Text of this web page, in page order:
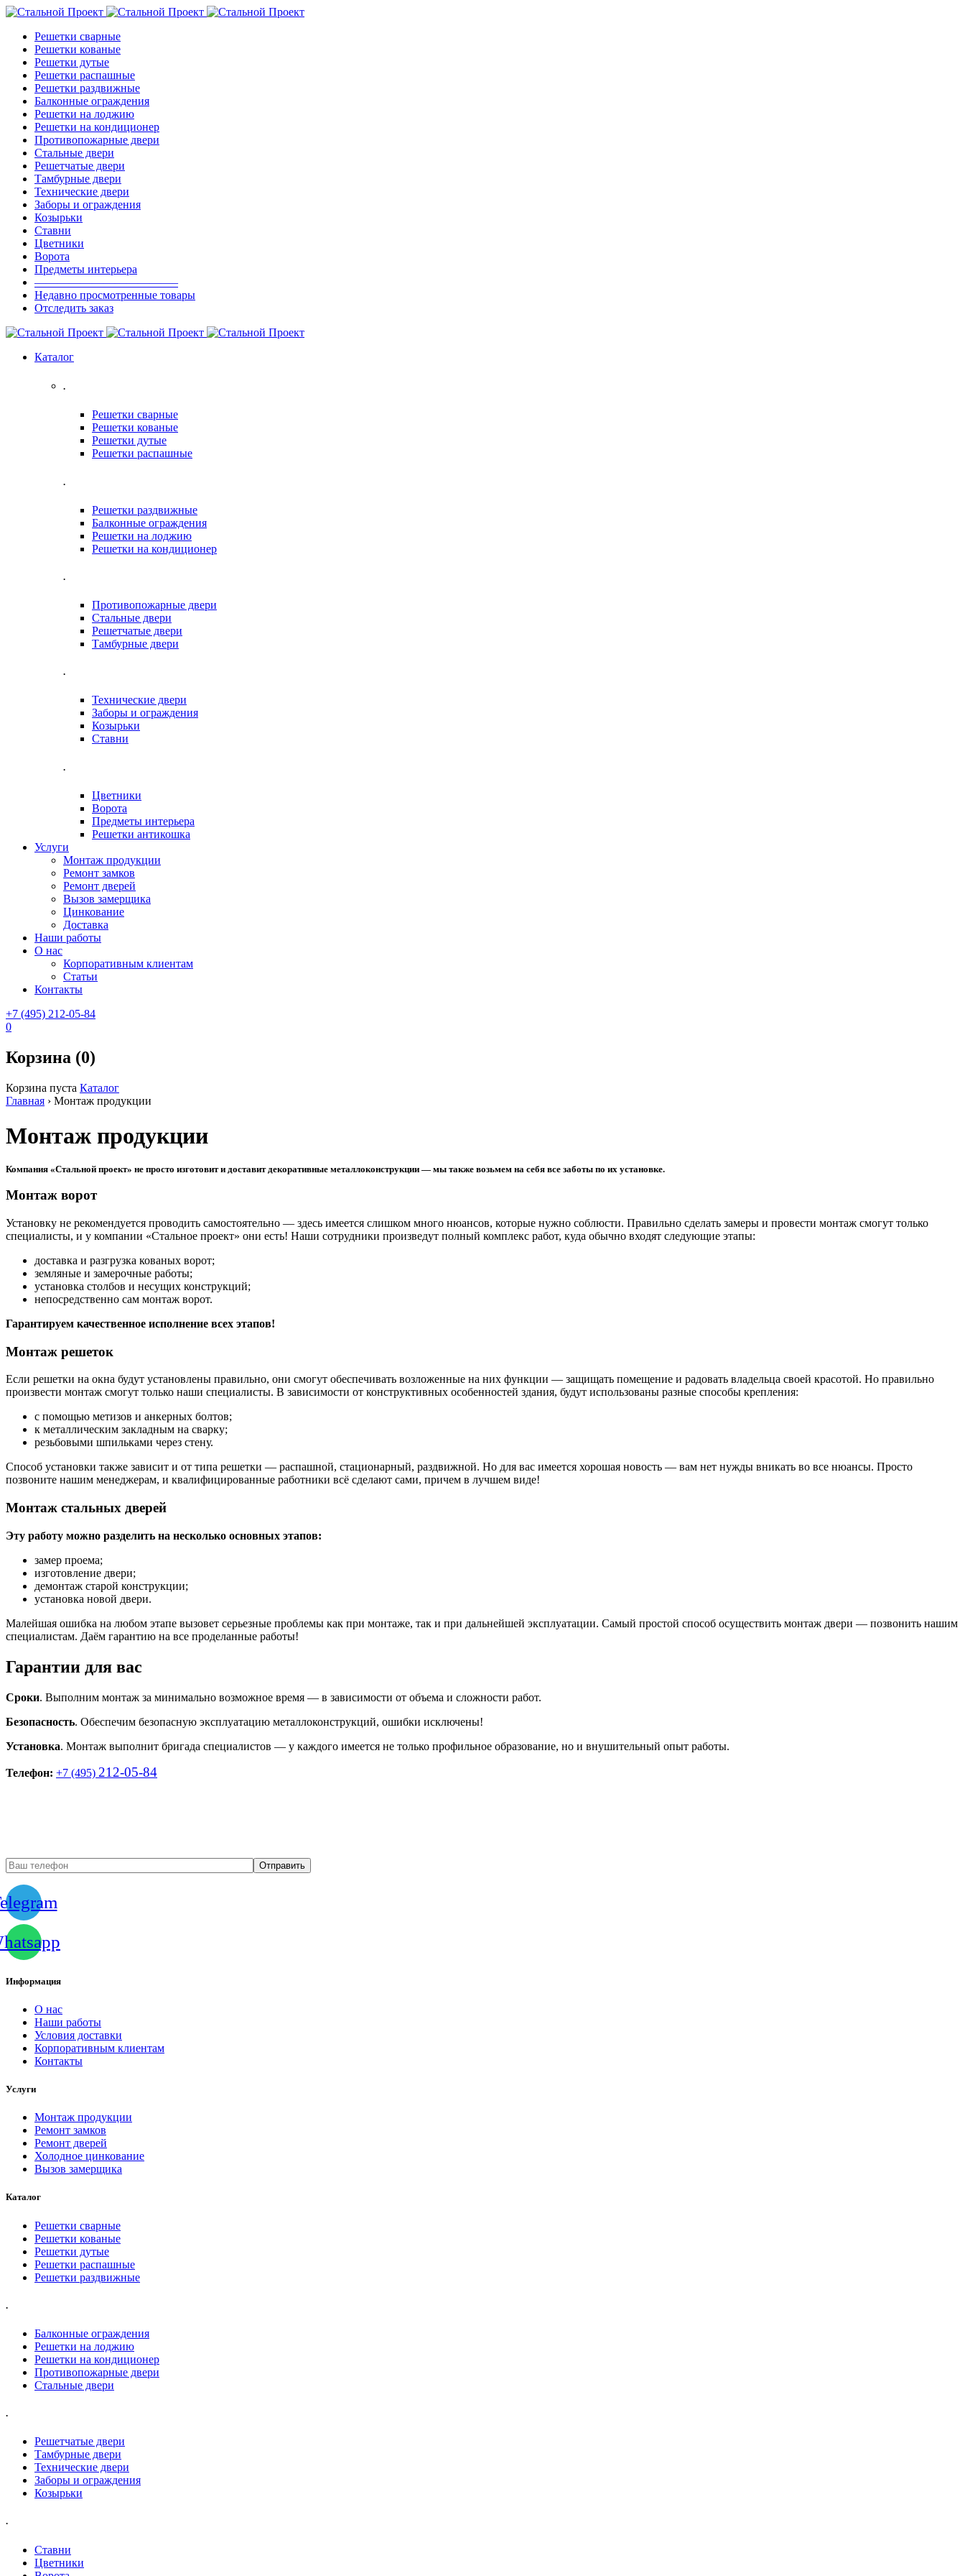
Решетки сварные
Решетки кованые
Решетки дутые
Решетки распашные
Решетки раздвижные
Балконные ограждения
Решетки на лоджию
Решетки на кондиционер
Противопожарные двери
Стальные двери
Решетчатые двери
Тамбурные двери
Технические двери
Заборы и ограждения
Козырьки
Ставни
Цветники
Ворота
Предметы интерьера
————————————–
Недавно просмотренные товары
Отследить заказ
Каталог
.
Решетки сварные
Решетки кованые
Решетки дутые
Решетки распашные
.
Решетки раздвижные
Балконные ограждения
Решетки на лоджию
Решетки на кондиционер
.
Противопожарные двери
Стальные двери
Решетчатые двери
Тамбурные двери
.
Технические двери
Заборы и ограждения
Козырьки
Ставни
.
Цветники
Ворота
Предметы интерьера
Решетки антикошка
Услуги
Монтаж продукции
Ремонт замков
Ремонт дверей
Вызов замерщика
Цинкование
Доставка
Наши работы
О нас
Корпоративным клиентам
Статьи
Контакты
+7 (495) 212-05-84
0
Корзина (0)
Корзина пуста Каталог
Главная › Монтаж продукции
Монтаж продукции
Компания «Стальной проект» не просто изготовит и доставит декоративные металлоконструкции — мы также возьмем на себя все заботы по их установке.
Монтаж ворот
Установку не рекомендуется проводить самостоятельно — здесь имеется слишком много нюансов, которые нужно соблюсти. Правильно сделать замеры и провести монтаж смогут только
специалисты, и у компании «Стальное проект» они есть! Наши сотрудники произведут полный комплекс работ, куда обычно входят следующие этапы:
доставка и разгрузка кованых ворот;
земляные и замерочные работы;
установка столбов и несущих конструкций;
непосредственно сам монтаж ворот.
Гарантируем качественное исполнение всех этапов!
Монтаж решеток
Если решетки на окна будут установлены правильно, они смогут обеспечивать возложенные на них функции — защищать помещение и радовать владельца своей красотой. Но правильно
произвести монтаж смогут только наши специалисты. В зависимости от конструктивных особенностей здания, будут использованы разные способы крепления:
с помощью метизов и анкерных болтов;
к металлическим закладным на сварку;
резьбовыми шпильками через стену.
Способ установки также зависит и от типа решетки — распашной, стационарный, раздвижной. Но для вас имеется хорошая новость — вам нет нужды вникать во все нюансы. Просто
позвоните нашим менеджерам, и квалифицированные работники всё сделают сами, причем в лучшем виде!
Монтаж стальных дверей
Эту работу можно разделить на несколько основных этапов:
замер проема;
изготовление двери;
демонтаж старой конструкции;
установка новой двери.
Малейшая ошибка на любом этапе вызовет серьезные проблемы как при монтаже, так и при дальнейшей эксплуатации. Самый простой способ осуществить монтаж двери — позвонить нашим
специалистам. Даём гарантию на все проделанные работы!
Гарантии для вас
Сроки. Выполним монтаж за минимально возможное время — в зависимости от объема и сложности работ.
Безопасность. Обеспечим безопасную эксплуатацию металлоконструкций, ошибки исключены!
Установка. Монтаж выполнит бригада специалистов — у каждого имеется не только профильное образование, но и внушительный опыт работы.
Телефон: +7 (495) 212-05-84
Информация
О нас
Наши работы
Условия доставки
Корпоративным клиентам
Контакты
Услуги
Монтаж продукции
Ремонт замков
Ремонт дверей
Холодное цинкование
Вызов замерщика
Каталог
Решетки сварные
Решетки кованые
Решетки дутые
Решетки распашные
Решетки раздвижные
.
Балконные ограждения
Решетки на лоджию
Решетки на кондиционер
Противопожарные двери
Стальные двери
.
Решетчатые двери
Тамбурные двери
Технические двери
Заборы и ограждения
Козырьки
.
Ставни
Цветники